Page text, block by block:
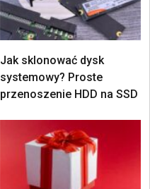
Jak sklonować dysk
systemowy? Proste
przenoszenie HDD na SSD